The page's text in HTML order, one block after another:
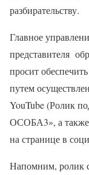
разбирательству.
Главное
представителя
просит
путем
YouTube (Ролик
ОСОБА3», а также
на странице в
Напомним, ролик